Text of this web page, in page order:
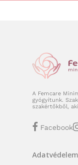
A Femcare
gyógyítunk.
szakértőkből,
Facebook
Adatvédelem